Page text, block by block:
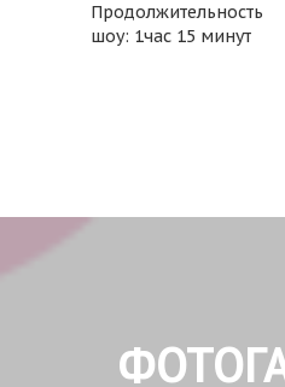
Продолжительность
шоу: 1час 15 минут